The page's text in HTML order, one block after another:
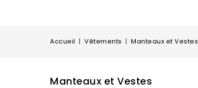
Accueil Vêtements Manteaux et Vestes
Manteaux et Vestes